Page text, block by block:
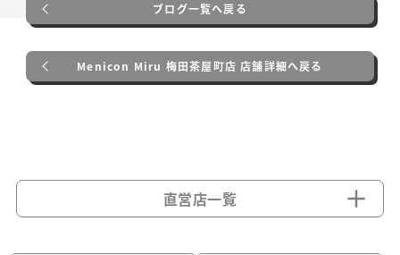
ブログ一覧へ戻る
Menicon Miru 梅田茶屋町店 店舗詳細へ戻る
直営店一覧